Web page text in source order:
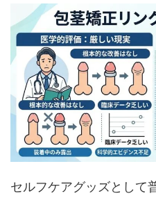
セルフケアグッズとして